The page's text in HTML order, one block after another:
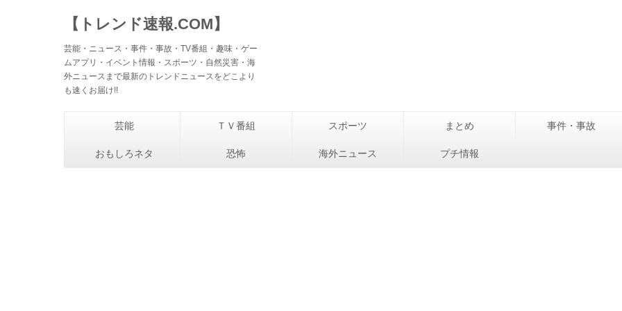
【トレンド速報.COM】
芸能・ニュース・事件・事故・TV番組・趣味・ゲー
ムアプリ・イベント情報・スポーツ・自然災害・海
外ニュースまで最新のトレンドニュースをどこより
も速くお届け!!
芸能 ＴＶ番組 スポーツ まとめ 事件・事故
おもしろネタ 恐怖 海外ニュース プチ情報